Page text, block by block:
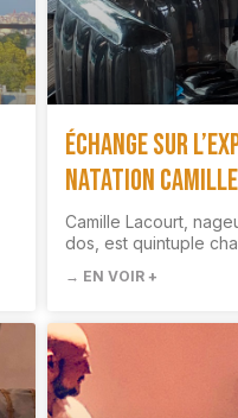
Échange sur
natation
Camille Lacourt,
dos, est quintuple
→ EN VOIR +